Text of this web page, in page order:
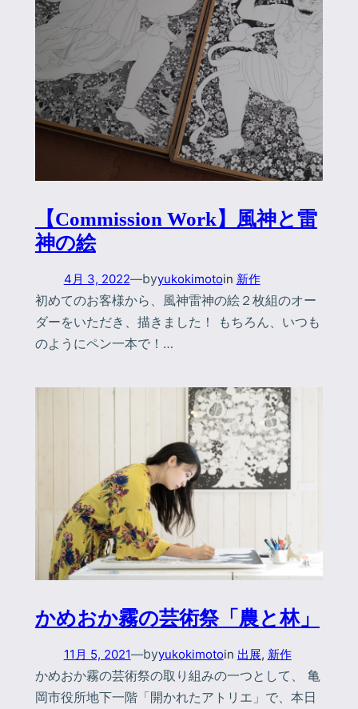
【Commission Work】風神と雷
神の絵
4月 3, 2022—byyukokimotoin 新作
初めてのお客様から、風神雷神の絵２枚組のオー
ダーをいただき、描きました！ もちろん、いつも
のようにペン一本で！…
かめおか霧の芸術祭「農と林」
11月 5, 2021—byyukokimotoin 出展, 新作
かめおか霧の芸術祭の取り組みの一つとして、 亀
岡市役所地下一階「開かれたアトリエ」で、本日